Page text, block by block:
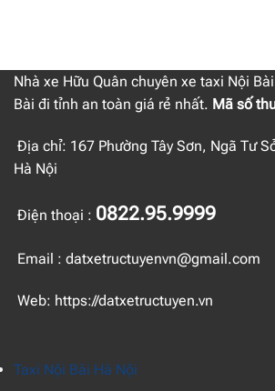
Nhà xe Hữu Quân chuyên xe taxi Nội
Bài đi tỉnh an toàn giá rẻ nhất. Mã số
Địa chỉ: 167 Phường Tây Sơn, Ngã Tư
Hà Nội
Điện thoại : 0822.95.9999
Email : datxetructuyenvn@gmail.com
Web: https://datxetructuyen.vn
Taxi Nội Bài Hà Nội